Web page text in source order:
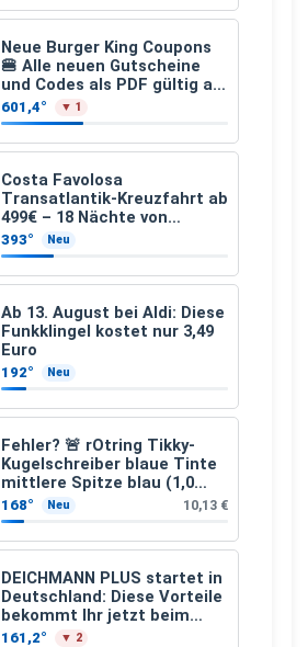
Neue Burger King Coupons
🍔 Alle neuen Gutscheine
und Codes als PDF gültig ab
25.07.2026 bis 04.09.2026
601,4° ▼ 1
Costa Favolosa
Transatlantik-Kreuzfahrt ab
499€ – 18 Nächte von
Hamburg nach Guadeloupe
393° Neu
Ab 13. August bei Aldi: Diese
Funkklingel kostet nur 3,49
Euro
192° Neu
Fehler? 🚨 rOtring Tikky-
Kugelschreiber blaue Tinte
mittlere Spitze blau (1,0
mm – 12 Stück)
168° Neu 10,13 €
DEICHMANN PLUS startet in
Deutschland: Diese Vorteile
bekommt Ihr jetzt beim
Schuhkauf
161,2° ▼ 2